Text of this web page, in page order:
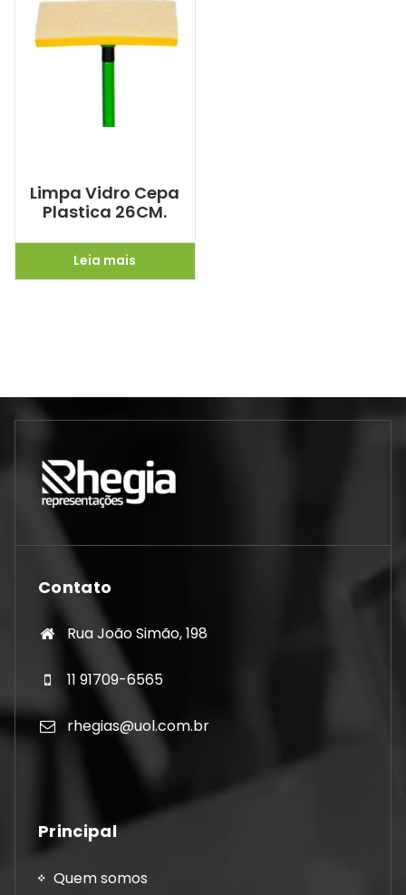
Limpa Vidro Cepa
Plastica 26CM.
Leia mais
Contato
Rua João Simão, 198
11 91709-6565
rhegias@uol.com.br
Principal
Quem somos